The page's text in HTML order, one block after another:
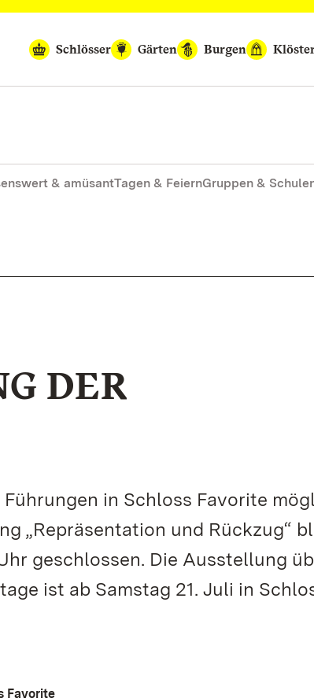
Schlösser
Gärten Burgen
& amüsantTagen & FeiernGruppen &
DER
in Schloss Favorite
„Repräsentation und Rückzug“
geschlossen. Die Ausstellung
ist ab Samstag 21. Juli in
Favorite